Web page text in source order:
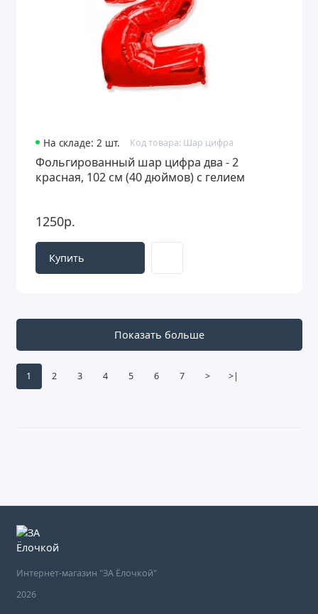
На складе: 2 шт. Код товара: Шар цифра
Фольгированный шар цифра два - 2
красная, 102 см (40 дюймов) с гелием
1250р.
Купить
1 2 3 4 5 6 7 > >|
Показать больше
Интернет-магазин "ЗА Ёлочкой"
2026